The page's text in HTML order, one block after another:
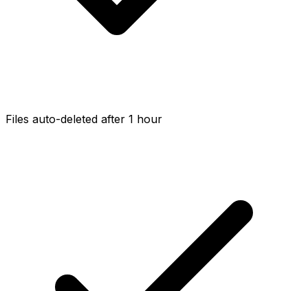
Files auto-deleted after 1 hour